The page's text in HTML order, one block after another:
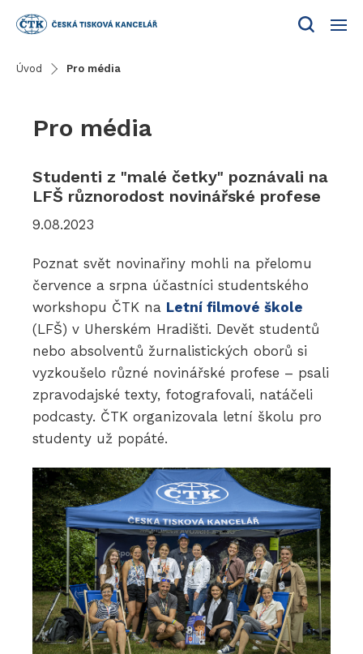
Menu
Úvod Pro média
Pro média
Studenti z "malé četky" poznávali na
LFŠ různorodost novinářské profese
9.08.2023
Poznat svět novinařiny mohli na přelomu
července a srpna účastníci studentského
workshopu ČTK na Letní filmové škole
(LFŠ) v Uherském Hradišti. Devět studentů
nebo absolventů žurnalistických oborů si
vyzkoušelo různé novinářské profese – psali
zpravodajské texty, fotografovali, natáčeli
podcasty. ČTK organizovala letní školu pro
studenty už popáté.